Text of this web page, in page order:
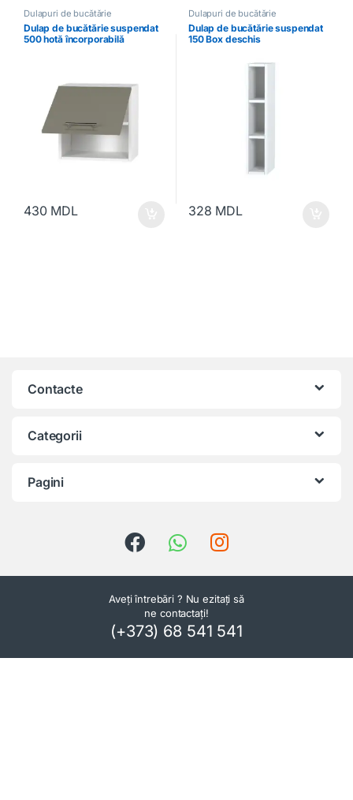
Dulapuri de bucătărie
Dulap de bucătărie suspendat
500 hotă încorporabilă
430 MDL
Dulapuri de bucătărie
Dulap de bucătărie suspendat
150 Box deschis
328 MDL
Contacte
Categorii
Pagini
Aveți întrebări ? Nu ezitați să
ne contactați!
(+373) 68 541 541